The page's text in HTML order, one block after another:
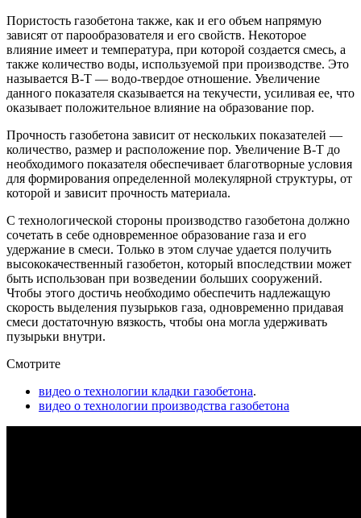
Пористость газобетона также, как и его объем напрямую
зависят от парообразователя и его свойств. Некоторое
влияние имеет и температура, при которой создается смесь, а
также количество воды, используемой при производстве. Это
называется В-Т — водо-твердое отношение. Увеличение
данного показателя сказывается на текучести, усиливая ее, что
оказывает положительное влияние на образование пор.
Прочность газобетона зависит от нескольких показателей —
количество, размер и расположение пор. Увеличение В-Т до
необходимого показателя обеспечивает благотворные условия
для формирования определенной молекулярной структуры, от
которой и зависит прочность материала.
С технологической стороны производство газобетона должно
сочетать в себе одновременное образование газа и его
удержание в смеси. Только в этом случае удается получить
высококачественный газобетон, который впоследствии может
быть использован при возведении больших сооружений.
Чтобы этого достичь необходимо обеспечить надлежащую
скорость выделения пузырьков газа, одновременно придавая
смеси достаточную вязкость, чтобы она могла удерживать
пузырьки внутри.
Смотрите
видео о технологии кладки газобетона.
видео о технологии производства газобетона